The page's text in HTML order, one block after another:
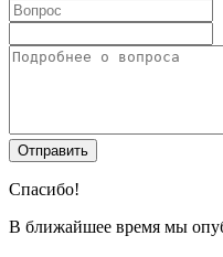
Спасибо!
В ближайшее время мы